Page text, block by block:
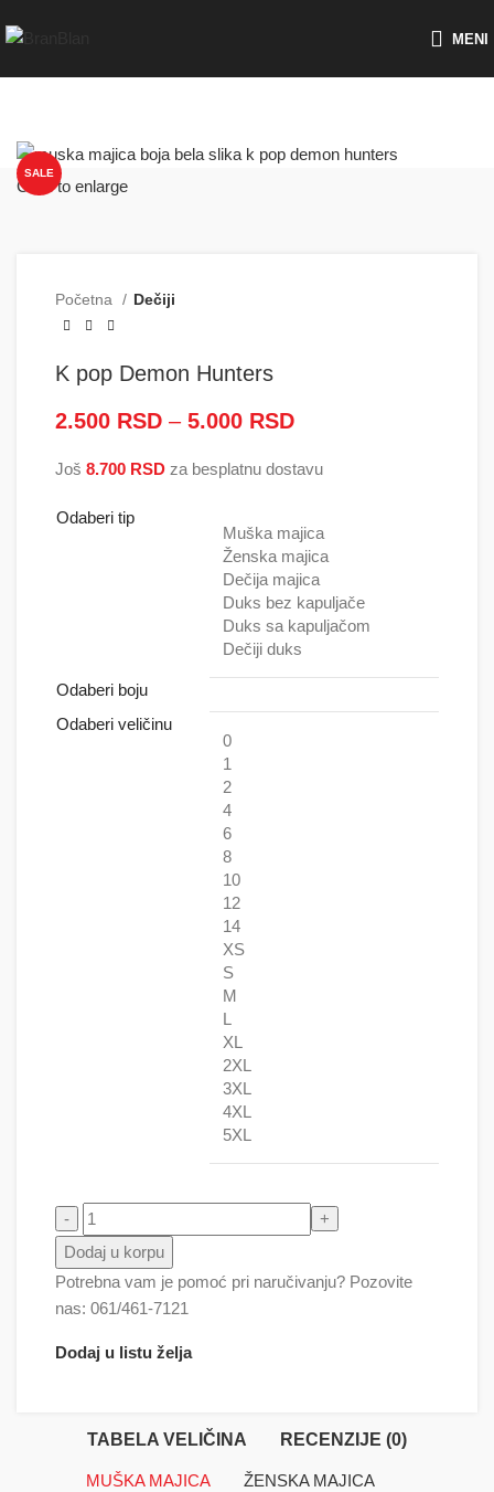
MENI
SALE
Click to enlarge
Početna Dečiji
K pop Demon Hunters
2.500 RSD – 5.000 RSD
5.000 RSD
Još 8.700 RSD za besplatnu dostavu
Odaberi tip
Muška majica
Ženska majica
Dečija majica
Duks bez kapuljače
Duks sa kapuljačom
Dečiji duks
Odaberi boju
Odaberi veličinu
0
1
2
4
6
8
10
12
14
XS
S
M
L
XL
2XL
3XL
4XL
5XL
K pop Demon Hunters količina
Dodaj u korpu
Potrebna vam je pomoć pri naručivanju? Pozovite
nas: 061/461-7121
Dodaj u listu želja
TABELA VELIČINA RECENZIJE (0)
MUŠKA MAJICA ŽENSKA MAJICA
Besplatna dostava za porudžbine preko